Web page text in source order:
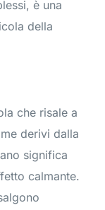
è una
della
che risale a
derivi dalla
significa
calmante.